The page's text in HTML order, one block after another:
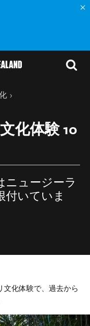
化体験 10
ニュージーラ
付いていま
文化体験で、過去から